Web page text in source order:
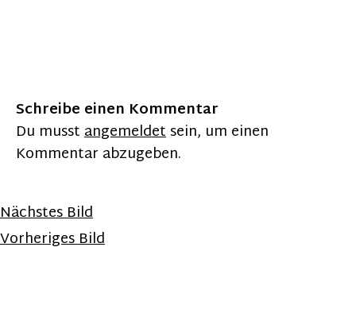
Schreibe einen Kommentar
Du musstangemeldetsein, um einen
Kommentar abzugeben.
Nächstes Bild
Vorheriges Bild